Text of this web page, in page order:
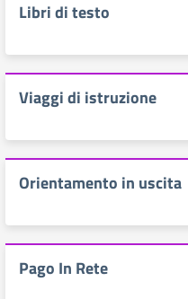
Libri di testo
Viaggi di istruzione
Orientamento in uscita
Pago In Rete